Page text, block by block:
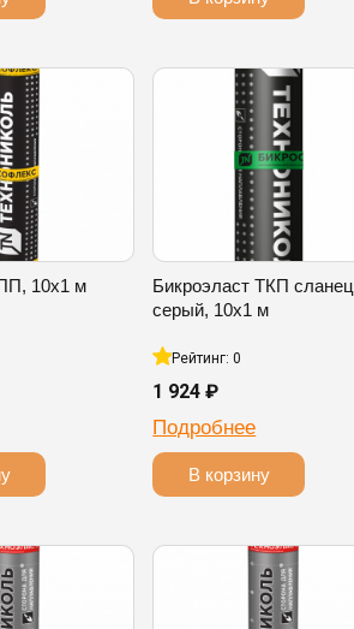
10х1 м
Бикроэласт ТКП сланец
серый, 10х1 м
Рейтинг: 0
1 924 ₽
Подробнее
В корзину